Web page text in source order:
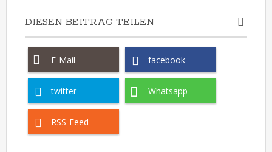
DIESEN BEITRAG TEILEN
E-Mail facebook
twitter Whatsapp
RSS-Feed